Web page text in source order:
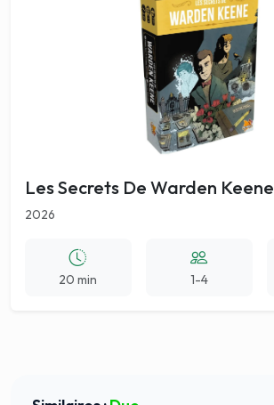
Les Secrets De Warden Keene
2026
20 min 1-4